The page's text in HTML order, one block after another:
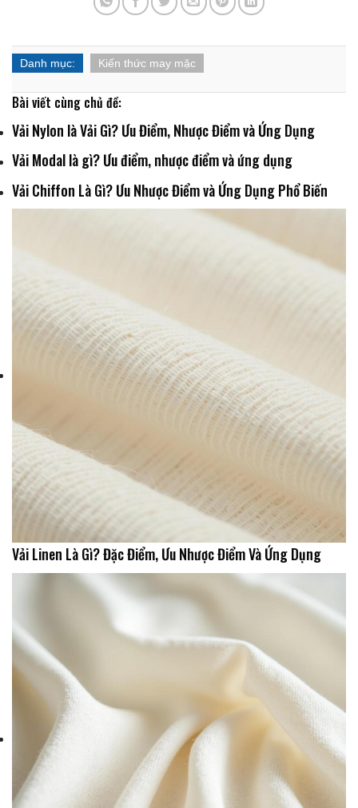
Danh mục: Kiến thức may mặc
Bài viết cùng chủ đề:
Vải Nylon là Vải Gì? Ưu Điểm, Nhược Điểm và Ứng Dụng
Vải Modal là gì? Ưu điểm, nhược điểm và ứng dụng
Vải Chiffon Là Gì? Ưu Nhược Điểm và Ứng Dụng Phổ Biến
Vải Linen Là Gì? Đặc Điểm, Ưu Nhược Điểm Và Ứng Dụng